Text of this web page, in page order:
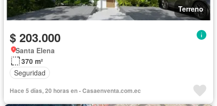
Terreno
$ 203.000
Santa Elena
370 m²
Seguridad
Hace 5 días, 20 horas en - Casaenventa.com.ec